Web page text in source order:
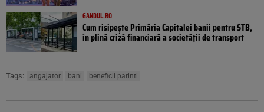
GANDUL.RO
Cum risipește Primăria Capitalei banii pentru STB,
în plină criză financiară a societății de transport
Tags: angajator bani beneficii parinti